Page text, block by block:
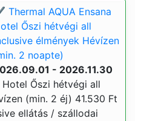
Thermal AQUA Ensana
Őszi hétvégi all
élmények Hévízen
2 noapte)
- 2026.11.30
Hotel Őszi hétvégi all
(min. 2 éj) 41.530 Ft
ellátás / szállodai